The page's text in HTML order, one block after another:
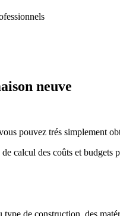
neuve
pouvez trés simplement
calcul des coûts et